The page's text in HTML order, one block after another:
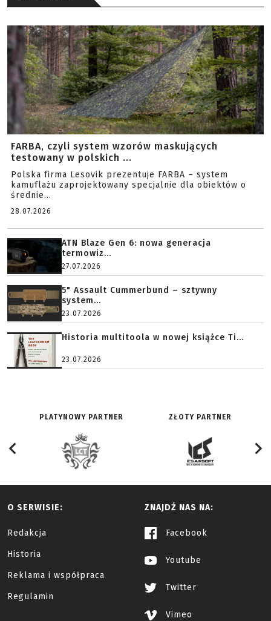
FARBA, czyli system wzorów maskujących
testowany w polskich ...
Polska firma Lesovik prezentuje FARBA – system
kamuflażu zaprojektowany specjalnie dla obiektów o
średnie...
28.07.2026
ATN Blaze Gen 6: nowa generacja
termowiz...
27.07.2026
5" Assault Cummerbund – sztywny
system...
23.07.2026
Historia multitoola w nowej książce Ti...
23.07.2026
PLATYNOWY PARTNER ZŁOTY PARTNER
O SERWISIE:
Redakcja
Historia
Reklama i współpraca
Regulamin
ZNAJDŹ NAS NA:
Facebook
Youtube
Twitter
Vimeo